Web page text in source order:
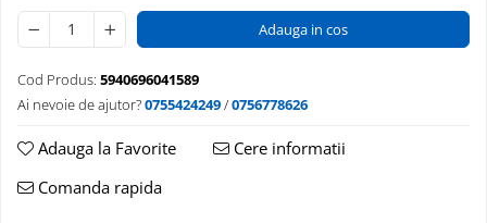
Benzi Gips Carton
Profile Gips Carton
Ipsos îmbinare Gips Carton
Plăci Gips Carton
Lemn
Adauga in cos
Cod Produs: 5940696041589
Ai nevoie de ajutor?0755424249/0756778626
Adauga la Favorite
Cere informatii
Comanda rapida